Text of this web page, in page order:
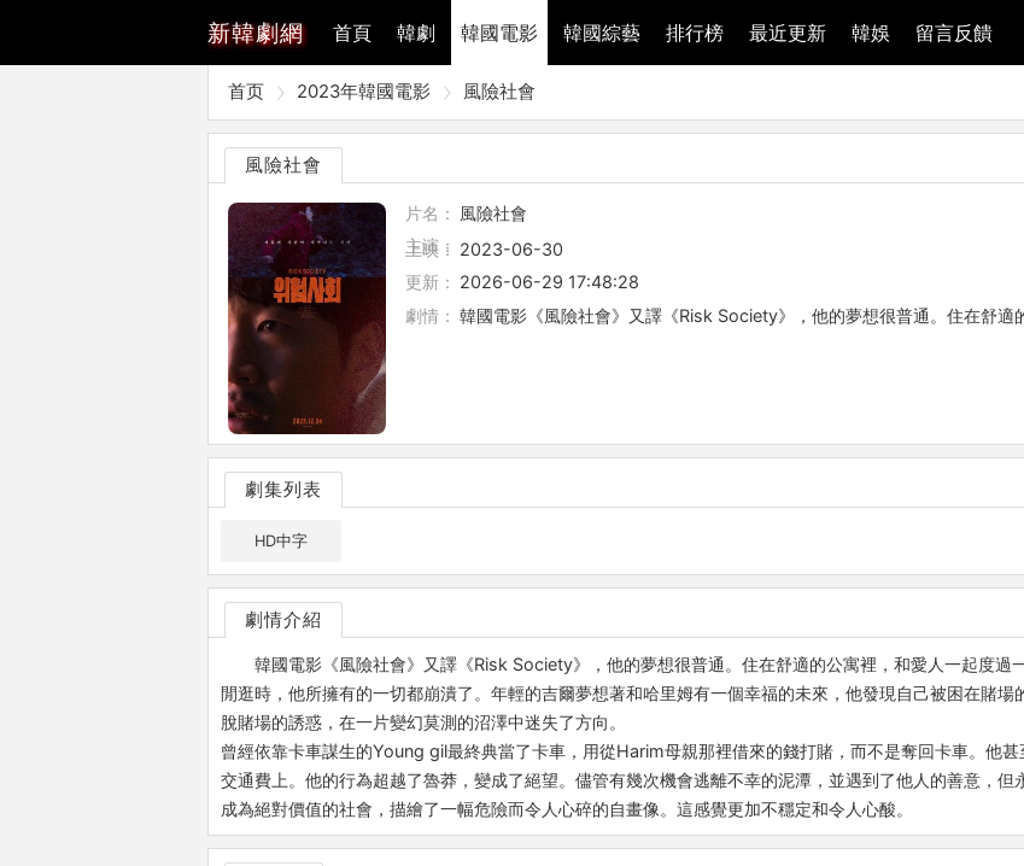
新韓劇網 首頁 韓劇 韓國電影 韓國綜藝 排行榜 最近更新 韓娛 留言反饋
首页 2023年韓國電影 風險社會
風險社會
片名：
風險社會
主演：
上映： 2023-06-30
更新： 2026-06-29 17:48:28
劇情： 韓國電影《風險社會》又譯《Risk Society》，他的夢想很普通。住在舒適
劇集列表
HD中字
劇情介紹
韓國電影《風險社會》又譯《Risk Society》，他的夢想很普通。住在舒適的公寓裡，和愛人一起度過
閒逛時，他所擁有的一切都崩潰了。年輕的吉爾夢想著和哈里姆有一個幸福的未來，他發現自己被困在賭
脫賭場的誘惑，在一片變幻莫測的沼澤中迷失了方向。
曾經依靠卡車謀生的Young gil最終典當了卡車，用從Harim母親那裡借來的錢打賭，而不是奪回卡車。他
交通費上。他的行為超越了魯莽，變成了絕望。儘管有幾次機會逃離不幸的泥潭，並遇到了他人的善意，但
成為絕對價值的社會，描繪了一幅危險而令人心碎的自畫像。這感覺更加不穩定和令人心酸。